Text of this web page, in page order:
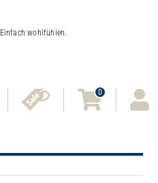
0
Einfach wohlfühlen.